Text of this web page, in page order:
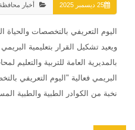
25 ديسمبر 2025 أخبار
اليوم التعريفي بالتخصصات والحياة
ويعيد تشكيل القرار بتعليمية
بالمديرية العامة للتربية
البريمي فعالية "اليوم التعريفي
نخبة من الكوادر الطبية والطبية